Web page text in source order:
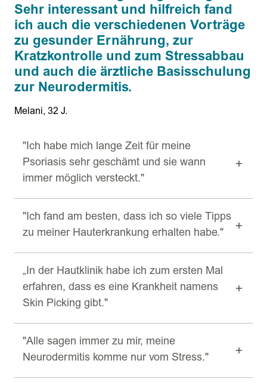
Sehr interessant und hilfreich fand
ich auch die verschiedenen Vorträge
zu gesunder Ernährung, zur
Kratzkontrolle und zum Stressabbau
und auch die ärztliche Basisschulung
zur Neurodermitis.
Melani, 32 J.
"Ich habe mich lange Zeit für meine
Psoriasis sehr geschämt und sie wann
immer möglich versteckt."
"Ich fand am besten, dass ich so viele Tipps
zu meiner Hauterkrankung erhalten habe."
„In der Hautklinik habe ich zum ersten Mal
erfahren, dass es eine Krankheit namens
Skin Picking gibt."
"Alle sagen immer zu mir, meine
Neurodermitis komme nur vom Stress."